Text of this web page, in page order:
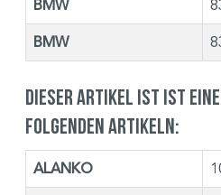
BMW
BMW
Dieser Artikel ist ist
folgenden Artikeln:
ALANKO